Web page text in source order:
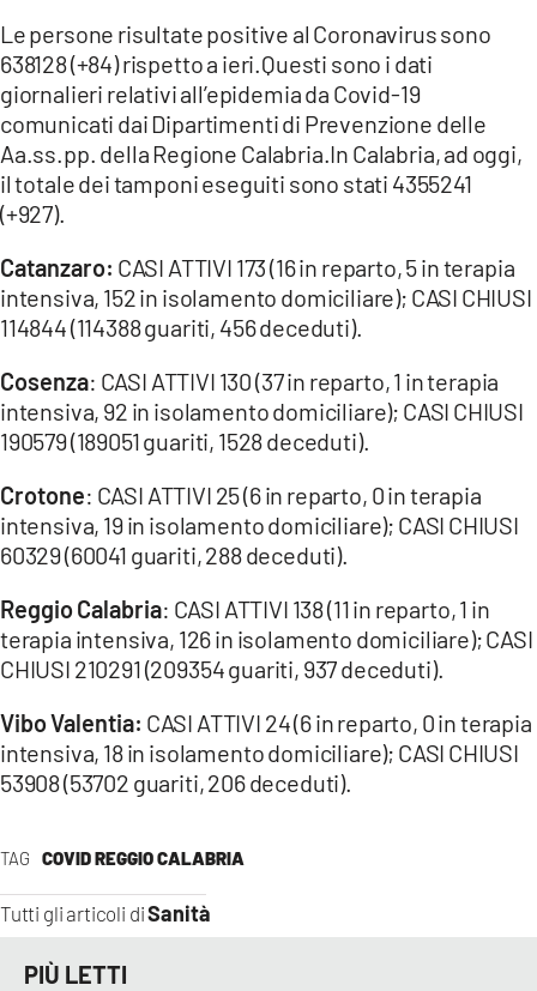
Network
LACPLAY.IT
LACTV.IT
LACITYMAG.IT
COSENZACHANNEL.IT
ILVIBONESE.IT
CATANZAROCHANNEL.IT
LACAPITALENEWS.IT
App
ANDROID
APPLE
TAG COVID REGGIO CALABRIA
Tutti gli articoli diSanità
Le persone risultate positive al Coronavirus sono
638128 (+84) rispetto a ieri.Questi sono i dati
giornalieri relativi all’epidemia da Covid-19
comunicati dai Dipartimenti di Prevenzione delle
Aa.ss.pp. della Regione Calabria.In Calabria, ad oggi,
il totale dei tamponi eseguiti sono stati 4355241
(+927).
Catanzaro: CASI ATTIVI 173 (16 in reparto, 5 in terapia
intensiva, 152 in isolamento domiciliare); CASI CHIUSI
114844 (114388 guariti, 456 deceduti).
Cosenza: CASI ATTIVI 130 (37 in reparto, 1 in terapia
intensiva, 92 in isolamento domiciliare); CASI CHIUSI
190579 (189051 guariti, 1528 deceduti).
Crotone: CASI ATTIVI 25 (6 in reparto, 0 in terapia
intensiva, 19 in isolamento domiciliare); CASI CHIUSI
60329 (60041 guariti, 288 deceduti).
Reggio Calabria: CASI ATTIVI 138 (11 in reparto, 1 in
terapia intensiva, 126 in isolamento domiciliare); CASI
CHIUSI 210291 (209354 guariti, 937 deceduti).
Vibo Valentia: CASI ATTIVI 24 (6 in reparto, 0 in terapia
intensiva, 18 in isolamento domiciliare); CASI CHIUSI
53908 (53702 guariti, 206 deceduti).
PIÙ LETTI